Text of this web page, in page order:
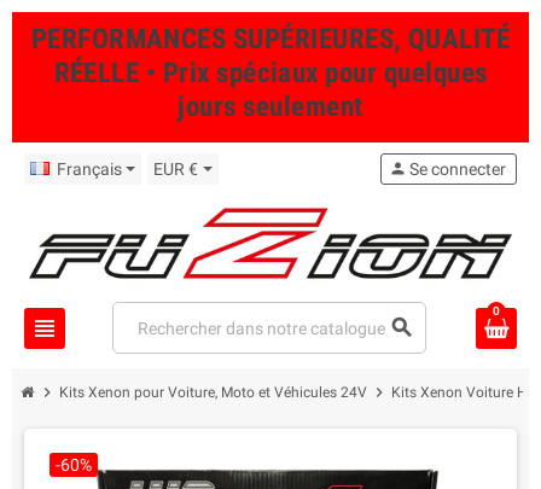
PERFORMANCES SUPÉRIEURES, QUALITÉ
RÉELLE • Prix spéciaux pour quelques
jours seulement
Français EUR €
view_headline search
person Se connecter
0
chevron_right Kits Xenon pour Voiture, Moto et Véhicules 24V chevron_right Kits Xenon Voiture
-60%